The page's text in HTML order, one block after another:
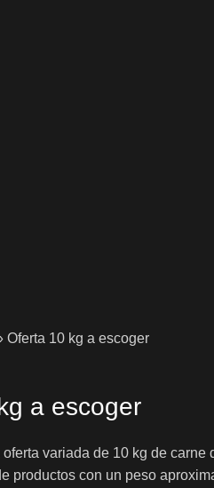
Oferta 10 kg a escoger
a escoger
oferta variada de 10 kg de
productos con un peso